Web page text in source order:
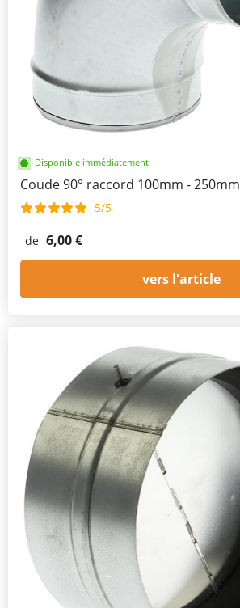
Disponible immédiatement
Coude 90° raccord 100mm - 250mm
5/5
de 6,00 €
vers l'article